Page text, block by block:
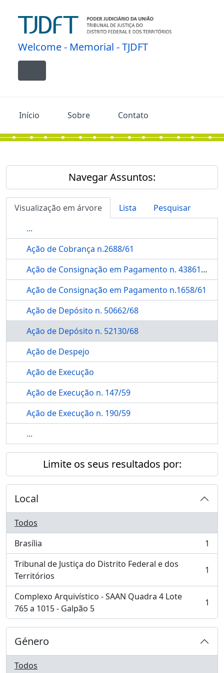
Welcome - Memorial - TJDFT
Toggle navigation
Início Sobre Contato
Navegar Assuntos:
Visualização em árvore Lista
Pesquisar
...
Ação de Cobrança n.2688/61
Ação de Consignação em Pagamento n. 43861/67
Ação de Consignação em Pagamento n.1658/61
Ação de Depósito n. 50662/68
Ação de Depósito n. 52130/68
Ação de Despejo
Ação de Execução
Ação de Execução n. 147/59
Ação de Execução n. 190/59
...
Limite os seus resultados por:
Local
Todos
Brasília
, 1 resultados
1
Tribunal de Justiça do Distrito Federal e dos
Territórios
, 1 resultados 1
Complexo Arquivístico - SAAN Quadra 4 Lote
765 a 1015 - Galpão 5
, 1 resultados 1
Género
Todos